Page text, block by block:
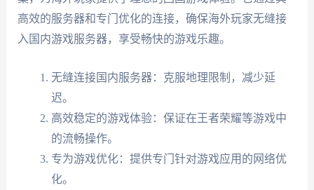
高效的服务器和专门优化的连接，确保海外玩家无缝接
入国内游戏服务器，享受畅快的游戏乐趣。
无缝连接国内服务器：克服地理限制，减少延
迟。
高效稳定的游戏体验：保证在王者荣耀等游戏中
的流畅操作。
专为游戏优化：提供专门针对游戏应用的网络优
化。